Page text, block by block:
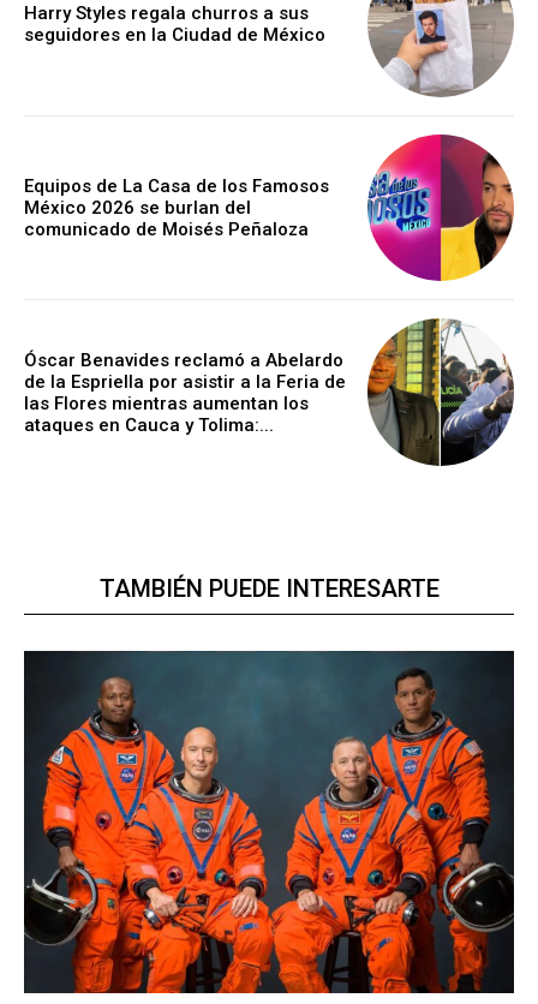
Harry Styles regala churros a sus
seguidores en la Ciudad de México
Equipos de La Casa de los Famosos
México 2026 se burlan del
comunicado de Moisés Peñaloza
Óscar Benavides reclamó a Abelardo
de la Espriella por asistir a la Feria de
las Flores mientras aumentan los
ataques en Cauca y Tolima:...
TAMBIÉN PUEDE INTERESARTE